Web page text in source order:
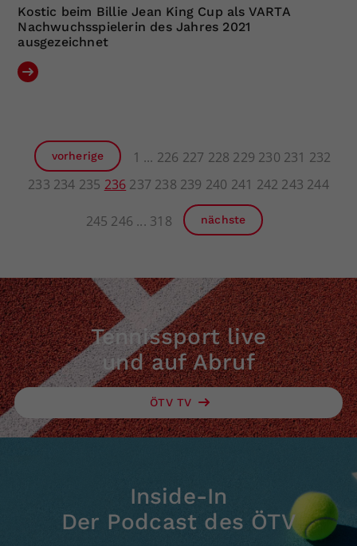
Kostic beim Billie Jean King Cup als VARTA
Nachwuchsspielerin des Jahres 2021
ausgezeichnet
vorherige 1 226 227 228 229 230 231 232
233 234 235 236 237 238 239 240 241 242 243 244
245 246 318 nächste
Tennissport live
und auf Abruf
ÖTV TV
Inside-In
Der Podcast des ÖTV